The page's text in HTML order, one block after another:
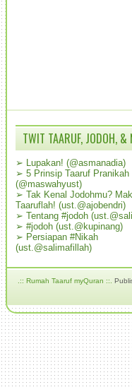
TWIT TAARUF, JODOH, &
➢ Lupakan! (@asmanadia)
➢ 5 Prinsip Taaruf Pranikah
(@maswahyust)
➢ Tak Kenal Jodohmu?
Taaruflah! (ust.@ajobendri)
➢ Tentang #jodoh
➢ #jodoh (ust.@kupinang)
➢ Persiapan #Nikah
(ust.@salimafillah)
.:: Rumah Taaruf myQuran ::.